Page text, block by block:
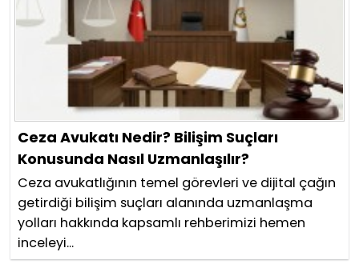
Ceza Avukatı Nedir? Bilişim Suçları
Konusunda Nasıl Uzmanlaşılır?
Ceza avukatlığının temel görevleri ve dijital çağın
getirdiği bilişim suçları alanında uzmanlaşma
yolları hakkında kapsamlı rehberimizi hemen
inceleyi...